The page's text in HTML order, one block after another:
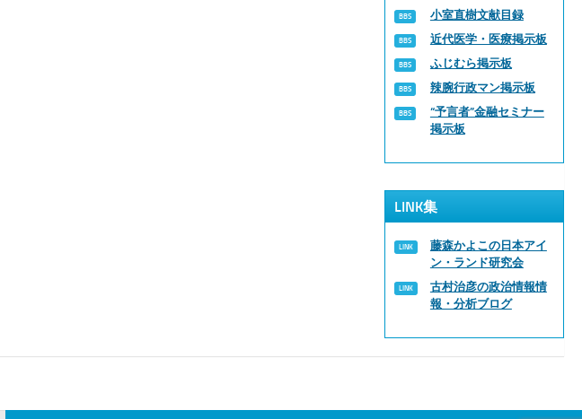
小室直樹文献目録
近代医学・医療掲示板
ふじむら掲示板
辣腕行政マン掲示板
“予言者”金融セミナー
掲示板
LINK集
藤森かよこの日本アイ
ン・ランド研究会
古村治彦の政治情報情
報・分析ブログ